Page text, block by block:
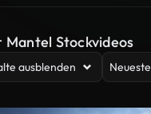
Mantel Stockvideos
ausblenden Neueste